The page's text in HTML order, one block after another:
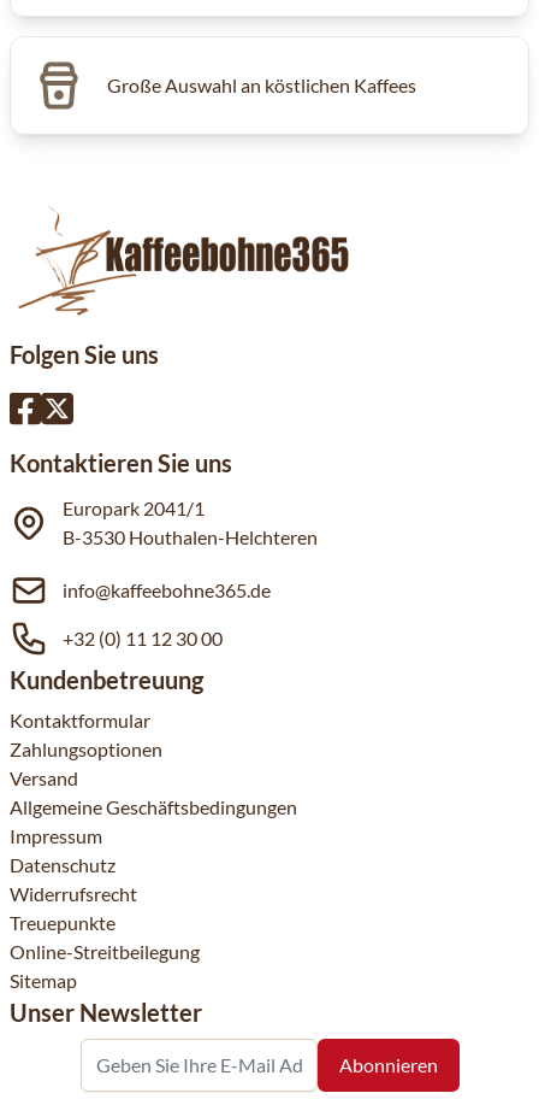
Große Auswahl an köstlichen Kaffees
Folgen Sie uns
Kontaktieren Sie uns
Europark 2041/1
B-3530 Houthalen-Helchteren
info@kaffeebohne365.de
+32 (0) 11 12 30 00
Kundenbetreuung
Kontaktformular
Zahlungsoptionen
Versand
Allgemeine Geschäftsbedingungen
Impressum
Datenschutz
Widerrufsrecht
Treuepunkte
Online-Streitbeilegung
Sitemap
Unser Newsletter